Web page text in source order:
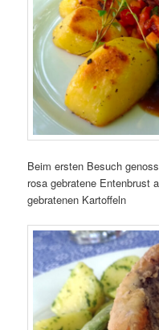
Beim ersten Besuch
rosa gebratene Entenbrust
gebratenen Kartoffeln